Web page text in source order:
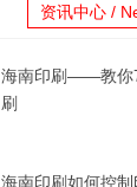
资讯中心 /
海南印刷——教你
刷
海南印刷如何控